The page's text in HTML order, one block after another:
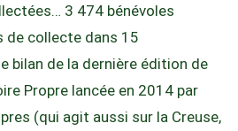
3 474 bénévoles
de collecte dans 15
bilan de la dernière édition de
Propre lancée en 2014 par
(qui agit aussi sur la Creuse,